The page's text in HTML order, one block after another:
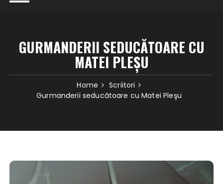
GURMANDERII SEDUCĂTOARE CU
MATEI PLEŞU
Home
Scriitori
Gurmanderii seducătoare cu Matei Pleşu